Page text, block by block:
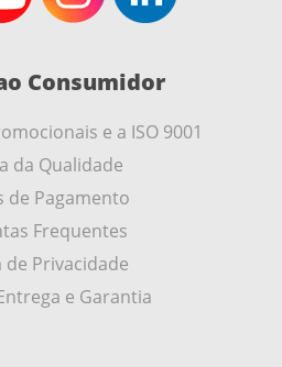
Consumidor
e a ISO 9001
da Qualidade
de Pagamento
Frequentes
de Privacidade
e Garantia